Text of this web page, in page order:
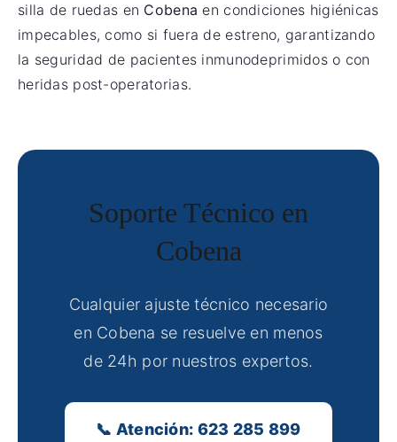
silla de ruedas en Cobena en condiciones higiénicas
impecables, como si fuera de estreno, garantizando
la seguridad de pacientes inmunodeprimidos o con
heridas post-operatorias.
Soporte Técnico en
Cobena
Cualquier ajuste técnico necesario
en Cobena se resuelve en menos
de 24h por nuestros expertos.
📞 Atención: 623 285 899